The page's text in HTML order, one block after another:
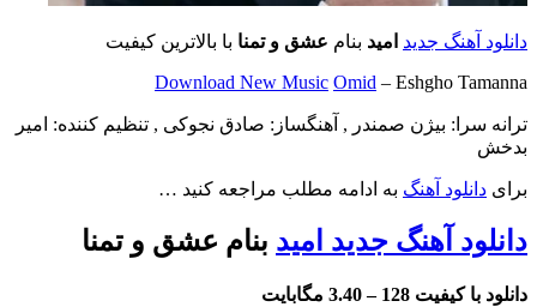
دانلود آهنگ جدید امید بنام عشق و تمنا با بالاترین کیفیت
Download New Music Omid – Eshgho Tamanna
ترانه سرا: بیژن صمندر , آهنگساز: صادق نجوکی , تنظیم کننده: امیر
بدخش
برای دانلود آهنگ به ادامه مطلب مراجعه کنید …
دانلود آهنگ جدید امید بنام عشق و تمنا
دانلود با کیفیت 128 – 3.40 مگابایت